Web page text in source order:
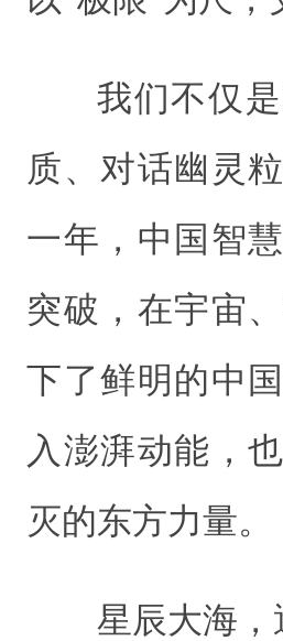
我们不仅
质、对话幽灵
一年，中国智
突破，在宇宙
下了鲜明的中
入澎湃动能，
灭的东方力量。
星辰大海，